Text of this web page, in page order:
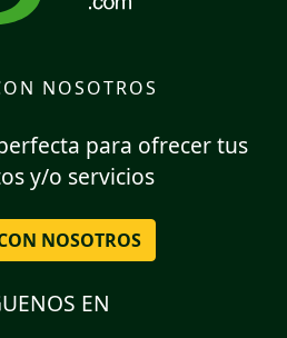
NOSOTROS
para ofrecer tus
y/o servicios
NOSOTROS
EN